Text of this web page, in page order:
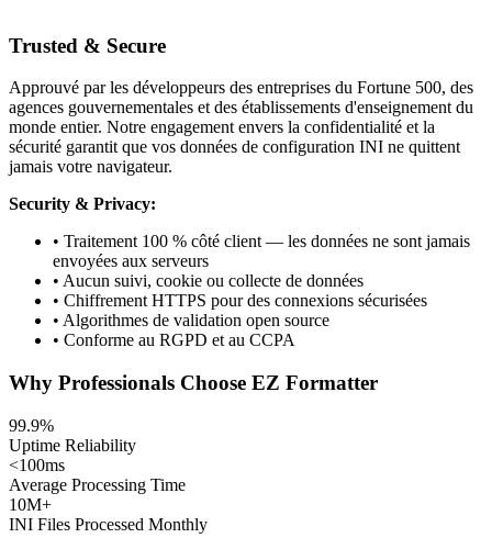
Trusted & Secure
Approuvé par les développeurs des entreprises du Fortune 500, des
agences gouvernementales et des établissements d'enseignement du
monde entier. Notre engagement envers la confidentialité et la
sécurité garantit que vos données de configuration INI ne quittent
jamais votre navigateur.
Security & Privacy:
• Traitement 100 % côté client — les données ne sont jamais
envoyées aux serveurs
• Aucun suivi, cookie ou collecte de données
• Chiffrement HTTPS pour des connexions sécurisées
• Algorithmes de validation open source
• Conforme au RGPD et au CCPA
Why Professionals Choose EZ Formatter
99.9%
Uptime Reliability
<100ms
Average Processing Time
10M+
INI Files Processed Monthly